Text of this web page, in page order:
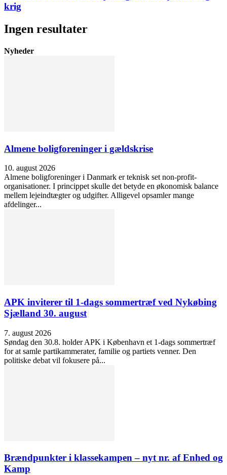
krig
Ingen resultater
Nyheder
Almene boligforeninger i gældskrise
10. august 2026
Almene boligforeninger i Danmark er teknisk set non-profit-
organisationer. I princippet skulle det betyde en økonomisk balance
mellem lejeindtægter og udgifter. Alligevel opsamler mange
afdelinger...
APK inviterer til 1-dags sommertræf ved Nykøbing
Sjælland 30. august
7. august 2026
Søndag den 30.8. holder APK i København et 1-dags sommertræf
for at samle partikammerater, familie og partiets venner. Den
politiske debat vil fokusere på...
Brændpunkter i klassekampen – nyt nr. af Enhed og
Kamp